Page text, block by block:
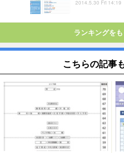
2014.5.30 Fri 14:19
ランキングを
こちらの記事